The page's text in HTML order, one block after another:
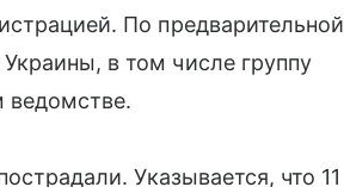
По предварительной
в том числе группу
ведомстве.
Указывается, что 11